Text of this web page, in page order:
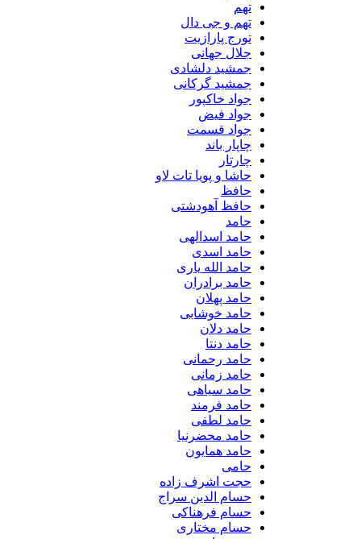
تهم و جی دال
تورج پارازیت
جلال جهانی
جمشید دلشادی
جمشید گرکانی
جواد خاکپور
جواد فیض
جواد قسمت
چاپار باند
چارتار
حاشا و پویا تات لاو
حافظ
حافظ آهودشتی
حامد
حامد اسدالهی
حامد اسدی
حامد الله یاری
حامد برادران
حامد پهلان
حامد خوشابی
حامد دلان
حامد دنتا
حامد رحمانی
حامد زمانی
حامد سیاهی
حامد فرمند
حامد لطفی
حامد محضرنیا
حامد همایون
حامی
حجت اشرف زاده
حسام الدین سراج
حسام فرهناکی
حسام مختاری